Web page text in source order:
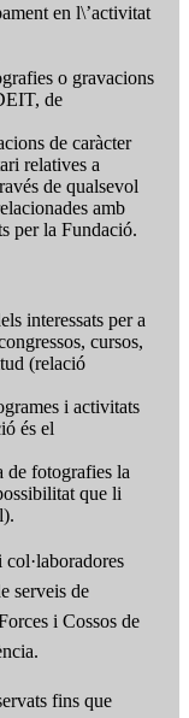
en l\’activitat
o gravacions
de
de caràcter
relatives a
de qualsevol
amb
per la Fundació.
interessats per a
cursos,
(relació
i activitats
és el
de fotografies la
que li
serveis de
i Cossos de
fins que